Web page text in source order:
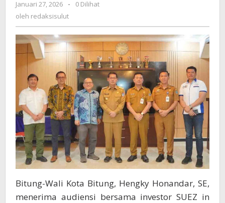
SUEZ
Southeast
Asia
Januari 27, 2026
oleh
redaksisulut
-
0 Dilihat
oleh redaksisulut
Bitung-Wali Kota Bitung, Hengky Honandar, SE,
menerima audiensi bersama investor SUEZ in